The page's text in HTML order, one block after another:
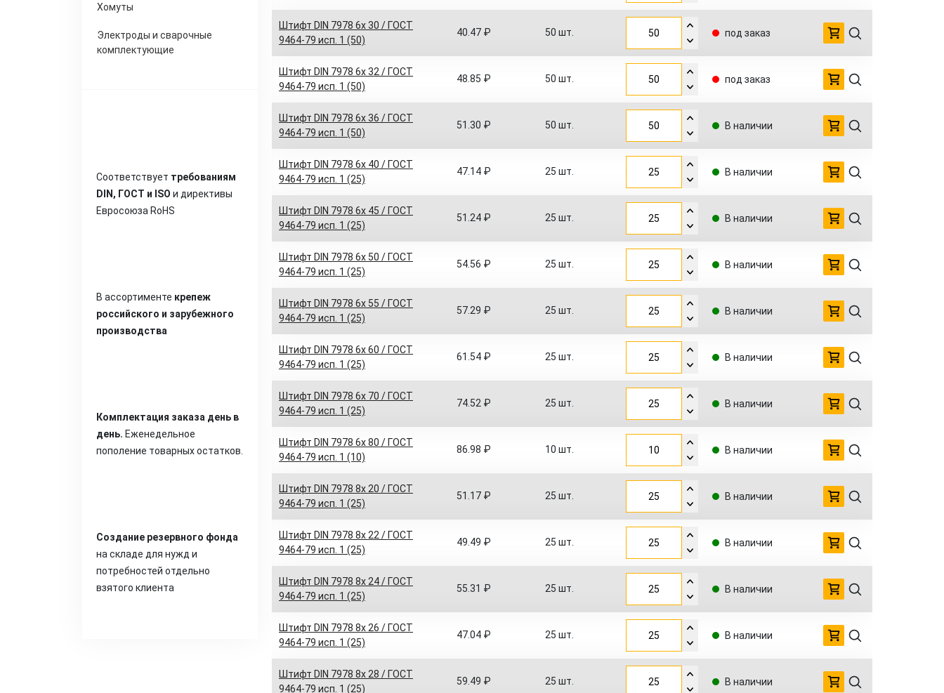
Хомуты
Электроды и сварочные
комплектующие
Соответствует требованиям
DIN, ГОСТ и ISO и директивы
Евросоюза RoHS
В ассортименте крепеж
российского и зарубежного
производства
Комплектация заказа день в
день. Еженедельное
пополение товарных остатков.
Создание резервного фонда
на складе для нужд и
потребностей отдельно
взятого клиента
Штифт DIN 7978 6x 30 / ГОСТ
9464-79 исп. 1 (50)
40.47 ₽ 50 шт. под заказ
Штифт DIN 7978 6x 32 / ГОСТ
9464-79 исп. 1 (50)
48.85 ₽ 50 шт. под заказ
Штифт DIN 7978 6x 36 / ГОСТ
9464-79 исп. 1 (50)
51.30 ₽ 50 шт. В наличии
Штифт DIN 7978 6x 40 / ГОСТ
9464-79 исп. 1 (25)
47.14 ₽ 25 шт. В наличии
Штифт DIN 7978 6x 45 / ГОСТ
9464-79 исп. 1 (25)
51.24 ₽ 25 шт. В наличии
Штифт DIN 7978 6x 50 / ГОСТ
9464-79 исп. 1 (25)
54.56 ₽ 25 шт. В наличии
Штифт DIN 7978 6x 55 / ГОСТ
9464-79 исп. 1 (25)
57.29 ₽ 25 шт. В наличии
Штифт DIN 7978 6x 60 / ГОСТ
9464-79 исп. 1 (25)
61.54 ₽ 25 шт. В наличии
Штифт DIN 7978 6x 70 / ГОСТ
9464-79 исп. 1 (25)
74.52 ₽ 25 шт. В наличии
Штифт DIN 7978 6x 80 / ГОСТ
9464-79 исп. 1 (10)
86.98 ₽ 10 шт. В наличии
Штифт DIN 7978 8x 20 / ГОСТ
9464-79 исп. 1 (25)
51.17 ₽ 25 шт. В наличии
Штифт DIN 7978 8x 22 / ГОСТ
9464-79 исп. 1 (25)
49.49 ₽ 25 шт. В наличии
Штифт DIN 7978 8x 24 / ГОСТ
9464-79 исп. 1 (25)
55.31 ₽ 25 шт. В наличии
Штифт DIN 7978 8x 26 / ГОСТ
9464-79 исп. 1 (25)
47.04 ₽ 25 шт. В наличии
Штифт DIN 7978 8x 28 / ГОСТ
9464-79 исп. 1 (25)
59.49 ₽ 25 шт. В наличии